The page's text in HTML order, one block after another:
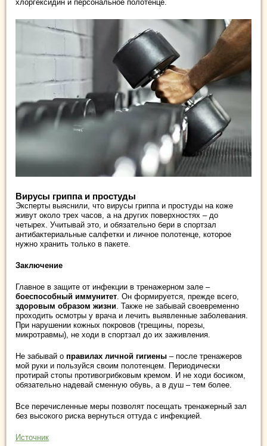
хлоргексидин и персональное полотенце.
Вирусы гриппа и простуды
Эксперты выяснили, что вирусы гриппа и простуды на коже
живут около трех часов, а на других поверхностях – до
четырех. Учитывай это, и обязательно бери в спортзал
антибактериальные салфетки и личное полотенце, которое
нужно хранить только в пакете.
Заключение
Главное в защите от инфекции в тренажерном зале –
боеспособный иммунитет. Он формируется, прежде всего,
здоровым образом жизни. Также не забывай своевременно
проходить осмотры у врача и лечить выявленные заболевания.
При нарушении кожных покровов (трещины, порезы,
микротравмы), не ходи в спортзал до их заживления.
Не забывай о правилах личной гигиены – после тренажеров
мой руки и пользуйся своим полотенцем. Периодически
протирай стопы противогрибковым кремом. И не ходи босиком,
обязательно надевай сменную обувь, а в душ – тем более.
Все перечисленные меры позволят посещать тренажерный зал
без высокого риска вернуться оттуда с инфекцией.
Источник